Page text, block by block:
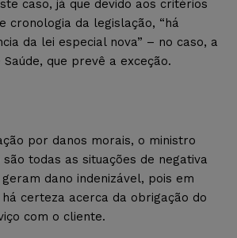
caso, já que devido aos critérios
cronologia da legislação, “há
da lei especial nova” – no caso, a
que prevê a exceção.
por danos morais, o ministro
todas as situações de negativa
dano indenizável, pois em
certeza acerca da obrigação do
com o cliente.